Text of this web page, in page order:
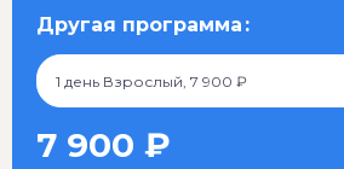
Другая программа
1 день Взрослый, 7 900 ₽
7 900 ₽